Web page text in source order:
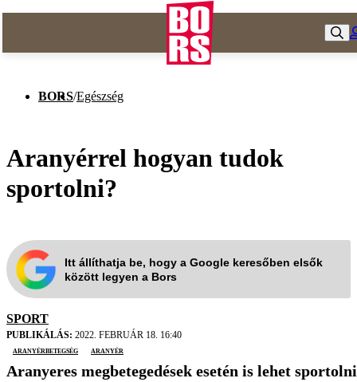
BORS/Egészség
Aranyérrel hogyan tudok
sportolni?
Itt állíthatja be, hogy a Google keresőben elsők
között legyen a Bors
SPORT
PUBLIKÁLÁS: 2022. FEBRUÁR 18. 16:40
aranyérbetegség
aranyér
Aranyeres megbetegedések esetén is lehet